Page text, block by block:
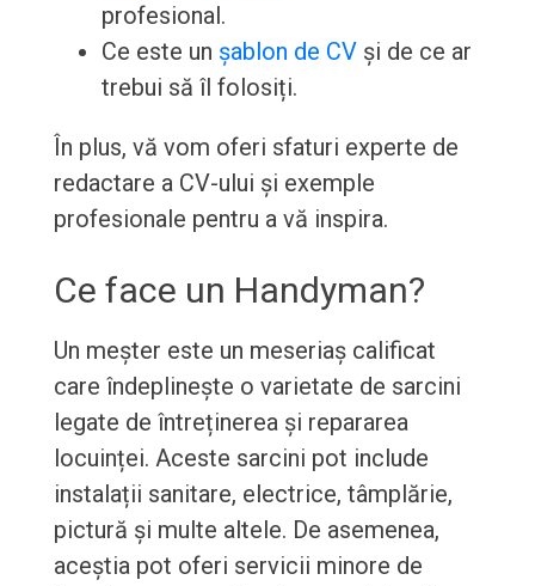
profesional.
Ce este un șablon de CVși de ce ar
trebui să îl folosiți.
În plus, vă vom oferi sfaturi experte de
redactare a CV-ului și exemple
profesionale pentru a vă inspira.
Ce face un Handyman?
Un meșter este un meseriaș calificat
care îndeplinește o varietate de sarcini
legate de întreținerea și repararea
locuinței. Aceste sarcini pot include
instalații sanitare, electrice, tâmplărie,
pictură și multe altele. De asemenea,
aceștia pot oferi servicii minore de